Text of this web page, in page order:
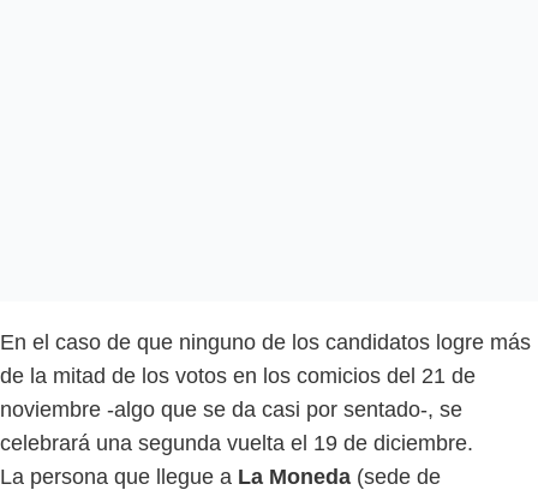
En el caso de que ninguno de los candidatos logre más
de la mitad de los votos en los comicios del 21 de
noviembre -algo que se da casi por sentado-, se
celebrará una segunda vuelta el 19 de diciembre.
La persona que llegue a La Moneda (sede de